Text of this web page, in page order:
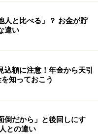
人と比べる」？ お金が貯
違い
込額に注意！年金から天引
知っておこう
倒だから」と後回しにす
との違い